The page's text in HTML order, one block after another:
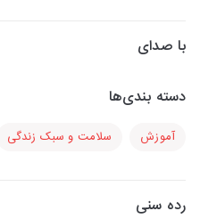
با صدای
دسته بندی‌ها
آموزش سلامت و سبک زندگی
رده سنی